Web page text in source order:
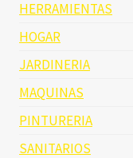
HERRAMIENTAS
HOGAR
JARDINERIA
MAQUINAS
PINTURERIA
SANITARIOS